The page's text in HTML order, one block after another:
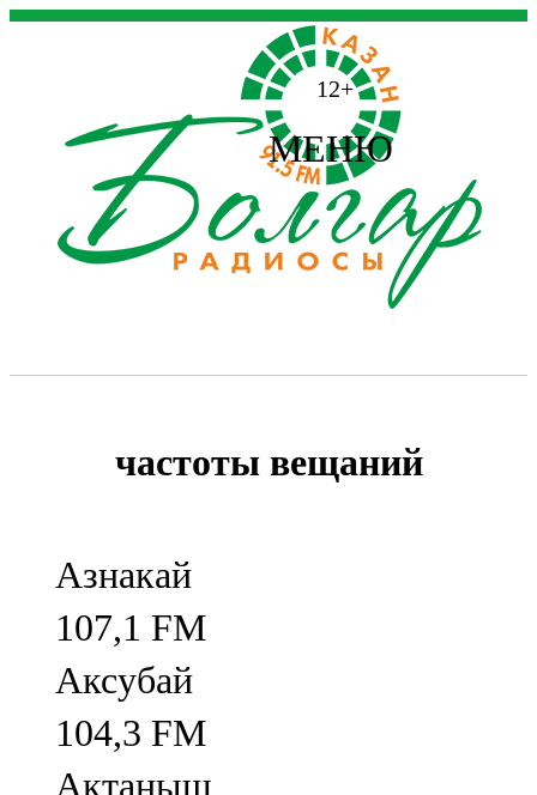
12+
МЕНЮ
частоты вещаний
Азнакай
107,1 FM
Аксубай
104,3 FM
Актаныш